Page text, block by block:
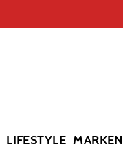
LIFESTYLE MARKEN